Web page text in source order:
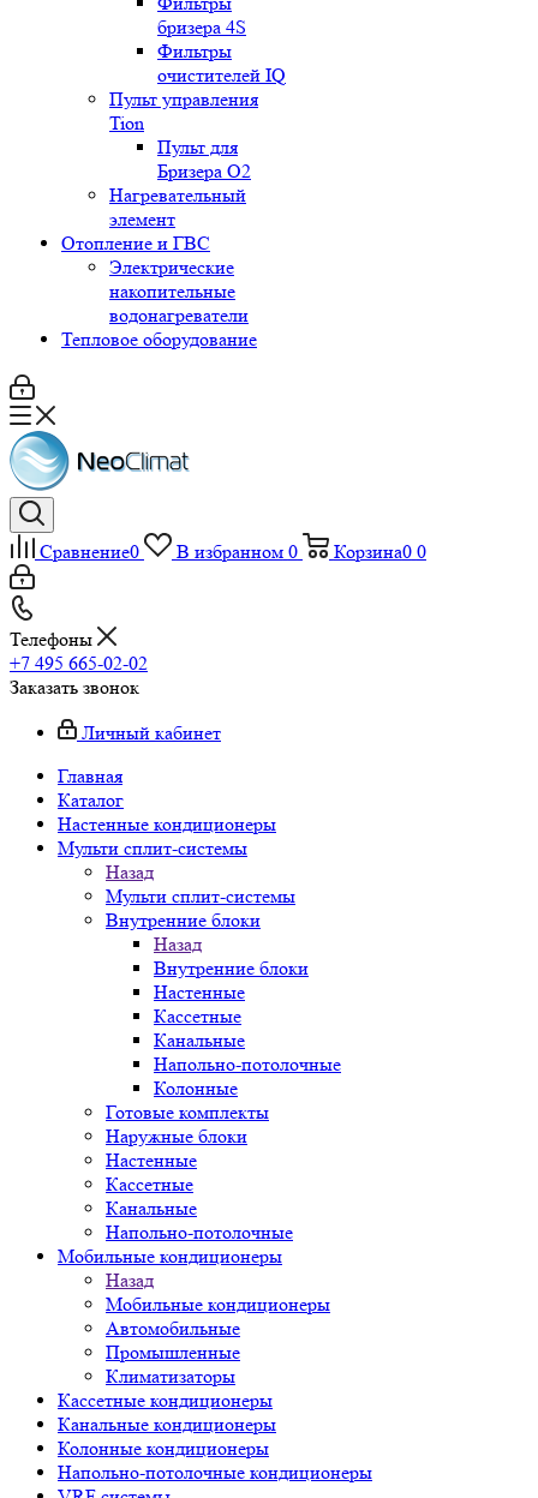
бризера 4S
Фильтры
очистителей IQ
Пульт управления
Tion
Пульт для
Бризера O2
Нагревательный
элемент
Отопление и ГВС
Электрические
накопительные
водонагреватели
Тепловое оборудование
Сравнение0 В избранном 0 Корзина0 0
Телефоны
+7 495 665-02-02
Заказать звонок
Личный кабинет
Главная
Каталог
Настенные кондиционеры
Мульти сплит-системы
Назад
Мульти сплит-системы
Внутренние блоки
Назад
Внутренние блоки
Настенные
Кассетные
Канальные
Напольно-потолочные
Колонные
Готовые комплекты
Наружные блоки
Настенные
Кассетные
Канальные
Напольно-потолочные
Мобильные кондиционеры
Назад
Мобильные кондиционеры
Автомобильные
Промышленные
Климатизаторы
Кассетные кондиционеры
Канальные кондиционеры
Колонные кондиционеры
Напольно-потолочные кондиционеры